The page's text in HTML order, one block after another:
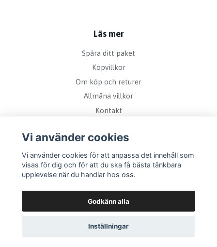
Läs mer
Spåra ditt paket
Köpvillkor
Om köp och returer
Allmäna villkor
Kontakt
Vi använder cookies
Vi använder cookies för att anpassa det innehåll som
visas för dig och för att du ska få bästa tänkbara
upplevelse när du handlar hos oss.
Godkänn alla
Inställningar